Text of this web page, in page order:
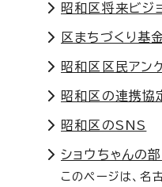
昭和区将来ビジ
区まちづくり基
昭和区区民アン
昭和区の連携協
昭和区のSNS
ショウちゃんの
このページは、名